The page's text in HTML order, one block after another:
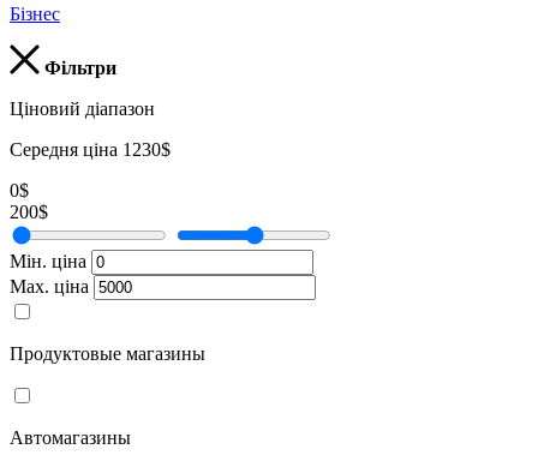
Бізнес
Фільтри
Ціновий діапазон
Середня ціна 1230$
0$
200$
Мін. ціна
Мах. ціна
Продуктовые магазины
Автомагазины